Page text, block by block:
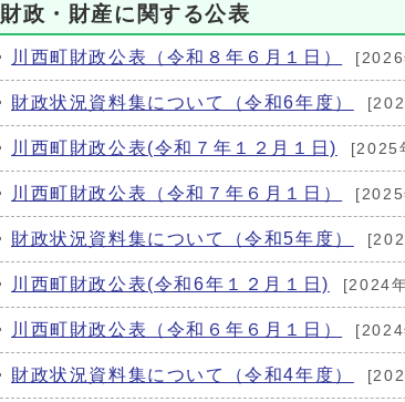
財政・財産に関する公表
川西町財政公表（令和８年６月１日） [2026
財政状況資料集について（令和6年度）
川西町財政公表(令和７年１２月１日) [2025
川西町財政公表（令和７年６月１日） [2025
財政状況資料集について（令和5年度）
川西町財政公表(令和6年１２月１日) [2024
川西町財政公表（令和６年６月１日） [2024
財政状況資料集について（令和4年度）